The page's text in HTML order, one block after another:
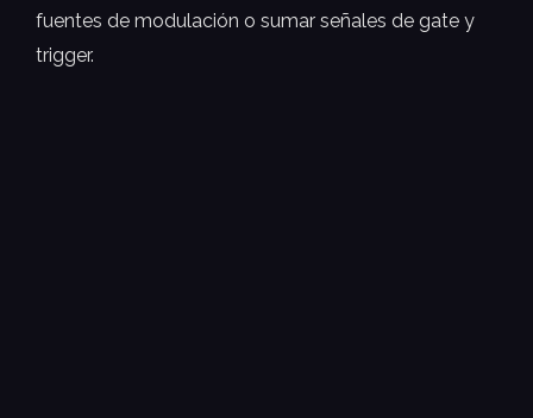
fuentes de modulación o sumar señales de gate y
trigger.